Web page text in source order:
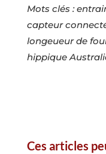
Mots clés :
capteur
longeueur de
hippique
Ces articles